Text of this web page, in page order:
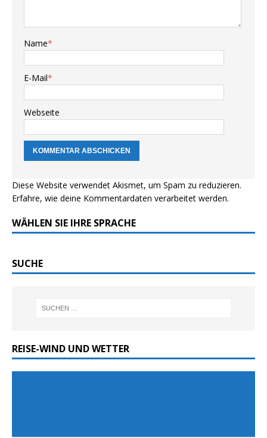
Name*
E-Mail*
Webseite
Diese Website verwendet Akismet, um Spam zu reduzieren.
Erfahre, wie deine Kommentardaten verarbeitet werden.
WÄHLEN SIE IHRE SPRACHE
SUCHE
REISE-WIND UND WETTER